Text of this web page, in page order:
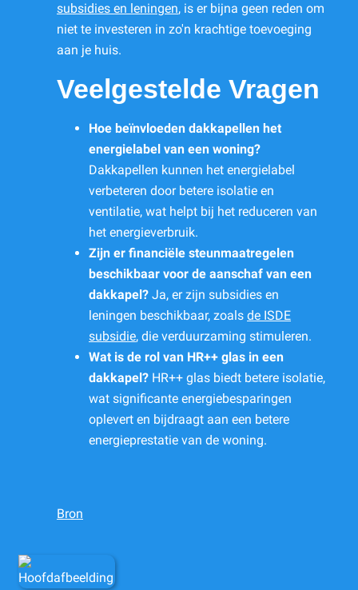
subsidies en leningen, is er bijna geen reden om
niet te investeren in zo'n krachtige toevoeging
aan je huis.
Veelgestelde Vragen
Hoe beïnvloeden dakkapellen het
energielabel van een woning?
Dakkapellen kunnen het energielabel
verbeteren door betere isolatie en
ventilatie, wat helpt bij het reduceren van
het energieverbruik.
Zijn er financiële steunmaatregelen
beschikbaar voor de aanschaf van een
dakkapel? Ja, er zijn subsidies en
leningen beschikbaar, zoals de ISDE
subsidie, die verduurzaming stimuleren.
Wat is de rol van HR++ glas in een
dakkapel? HR++ glas biedt betere isolatie,
wat significante energiebesparingen
oplevert en bijdraagt aan een betere
energieprestatie van de woning.
Bron